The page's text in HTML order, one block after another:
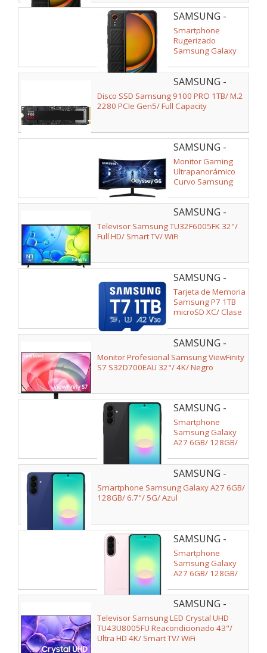
SAMSUNG -
SM-
G556BZKDEEE
Smartphone
Rugerizado
Samsung Galaxy
Edition 6GB/
128GB/ 6.6"/ 5G/
Negro
SAMSUNG -
MZ-VAP1T0BW
Disco SSD Samsung 9100 PRO 1TB/ M.2
2280 PCIe Gen5/ Full Capacity
SAMSUNG -
LC34G55TWWPXEN
Monitor Gaming
Ultrapanorámico
Curvo Samsung
LC34G55TWWP
34"/ UWQHD/ 1ms/
165Hz/ VA/ Negro
SAMSUNG -
TU32F6005FKXSP
Televisor Samsung TU32F6005FK 32"/
Full HD/ Smart TV/ WiFi
SAMSUNG -
MB-
MB1T0T/WW
Tarjeta de Memoria
Samsung P7 1TB
microSD XC/ Clase
SAMSUNG -
LS32D700EAUXEN
Monitor Profesional Samsung ViewFinity
S7 S32D700EAU 32"/ 4K/ Negro
SAMSUNG -
SM-
A276BZKBEUB
Smartphone
Samsung Galaxy
A27 6GB/ 128GB/
SAMSUNG -
SM-
A276BZBBEUB
Smartphone Samsung Galaxy A27 6GB/
128GB/ 6.7"/ 5G/ Azul
SAMSUNG -
SM-
A276BLIBEUB
Smartphone
Samsung Galaxy
A27 6GB/ 128GB/
SAMSUNG -
Televisor Samsung LED Crystal UHD
TU43U8005FU Reacondicionado 43"/
Ultra HD 4K/ Smart TV/ WiFi